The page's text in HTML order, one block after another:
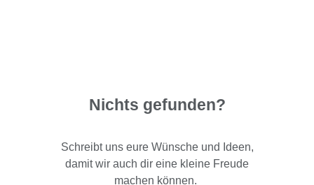
Nichts gefunden?
Schreibt uns eure Wünsche und Ideen,
damit wir auch dir eine kleine Freude
machen können.